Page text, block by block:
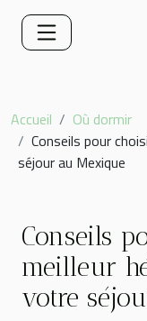
Accueil
Où dormir
Conseils pour
séjour au Mexique
Conseils
meilleur
votre